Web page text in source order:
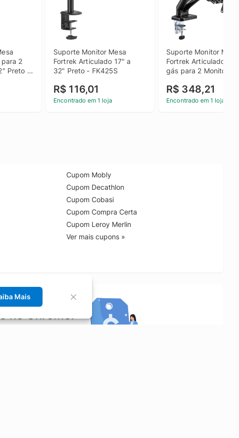
2
Preto -
Suporte Monitor Mesa
Fortrek Articulado 17" a
32" Preto - FK425S
R$ 116,01
Encontrado em 1 loja
Suporte Monitor Mesa
Fortrek Articulado
gás para 2 Monitores
R$ 348,21
Encontrado em 1 loja
Cupom Mobly
Cupom Decathlon
Cupom Cobasi
Cupom Compra Certa
Cupom Leroy Merlin
Ver mais cupons »
no Chrome!
Mais